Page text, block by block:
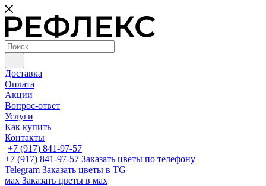
Доставка
Оплата
Акции
Вопрос-ответ
Услуги
Как купить
Контакты
+7 (917) 841-97-57
+7 (917) 841-97-57 Заказать цветы по телефону
Telegram Заказать цветы в TG
мах Заказать цветы в мах